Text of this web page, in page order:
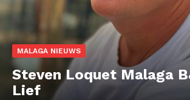
MALAGA NIEUWS
Steven Loquet Malaga
Lief